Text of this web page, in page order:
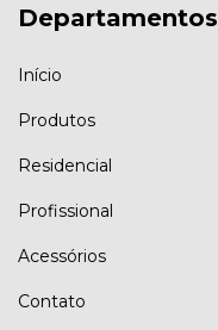
Departamentos
Início
Produtos
Residencial
Profissional
Acessórios
Contato